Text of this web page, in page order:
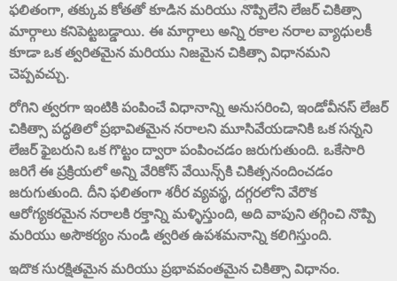
ఫలితంగా, తక్కువ కోతతో కూడిన మరియు నొప్పిలేని లేజర్ చికిత్సా
మార్గాలు కనిపెట్టబడ్డాయి. ఈ మార్గాలు అన్ని రకాల నరాల వ్యాధులకీ
కూడా ఒక త్వరితమైన మరియు నిజమైన చికిత్సా విధానమని
చెప్పవచ్చు.
రోగిని త్వరగా ఇంటికి పంపించే విధానాన్ని అనుసరించి, ఇండోవీనస్ లేజర్
చికిత్సా పద్ధతిలో ప్రభావితమైన నరాలని మూసివేయడానికి ఒక సన్నని
లేజర్ ఫైబరుని ఒక గొట్టం ద్వారా పంపించడం జరుగుతుంది. ఒకేసారి
జరిగే ఈ ప్రక్రియలో అన్ని వేరికోస్ వేయిన్స్‌కి చికిత్సనందించడం
జరుగుతుంది. దీని ఫలితంగా శరీర వ్యవస్థ, దగ్గరలోని వేరొక
ఆరోగ్యకరమైన నరాలకి రక్తాన్ని మళ్ళిస్తుంది, అది వాపుని తగ్గించి నొప్పి
మరియు అసౌకర్యం నుండి త్వరిత ఉపశమనాన్ని కలిగిస్తుంది.
ఇదొక సురక్షితమైన మరియు ప్రభావవంతమైన చికిత్సా విధానం.